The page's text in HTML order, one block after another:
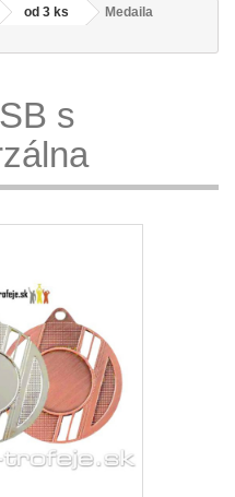
od 3 ks
Medaila
s